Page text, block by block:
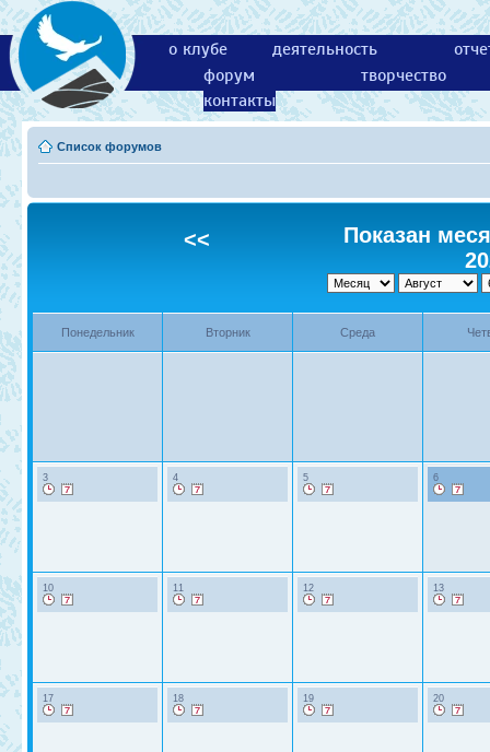
о клубе деятельность
форум
творчество
контакты
Список форумов
<<
Показан
Понедельник Вторник Среда
3 4 5 6
10 11 12 13
17 18 19 20